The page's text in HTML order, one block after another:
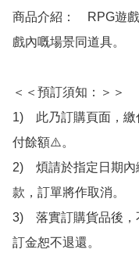
商品介紹：　RPG遊
戲內嘅場景同道具。
＜＜預訂須知：＞＞
1)　此乃訂購頁面，
付餘額⚠️。
2)　煩請於指定日期
款，訂單將作取消。
3)　落實訂購貨品後，
訂金恕不退還。